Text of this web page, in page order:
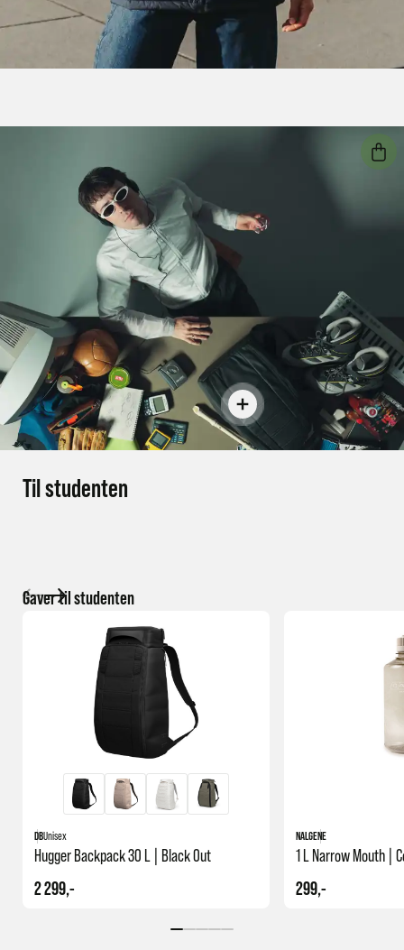
Til studenten
Gaver til studenten
DBUnisex
Hugger Backpack 30 L | Black Out
2 299,-
NALGENE
1 L Narrow Mouth |
299,-